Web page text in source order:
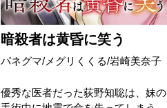
暗殺者は黄昏に笑う
パネグマ/メグリくくる/岩崎美奈子
優秀な医者だった荻野知聡は、妹の